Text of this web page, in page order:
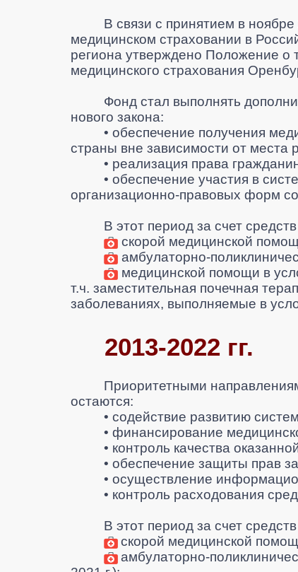
В связи с принятием в
медицинском страховании в
региона утверждено Положение о
медицинского страхования
Фонд стал выполнять
нового закона:
•обеспечение получения
страны вне зависимости от места
• реализация права
•обеспечение участия в
организационно-правовых форм
В этот период за счет
скорой медицинской
амбулаторно-
медицинской помощи в
т.ч. заместительная почечная
заболеваниях, выполняемые в
2013-2022 гг.
Приоритетными
остаются:
•содействие развитию
•финансирование
• контроль качества
•обеспечение защиты прав
•осуществление
• контроль расходования
В этот период за счет
скорой медицинской
амбулаторно-